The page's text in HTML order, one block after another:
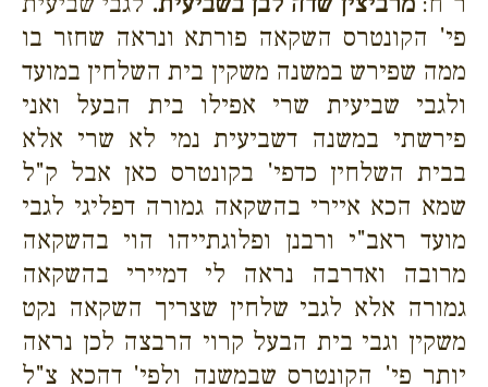
פי' הקונטרס השקאה פורתא ונראה שחזר בו
ממה שפירש במשנה משקין בית השלחין במועד
ולגבי שביעית שרי אפילו בית הבעל ואני
פירשתי במשנה דשביעית נמי לא שרי אלא
בבית השלחין כדפי' בקונטרס כאן אבל ק"ל
שמא הכא איירי בהשקאה גמורה דפליגי לגבי
מועד ראב"י ורבנן ופלוגתייהו הוי בהשקאה
מרובה ואדרבה נראה לי דמיירי בהשקאה
גמורה אלא לגבי שלחין שצריך השקאה נקט
משקין וגבי בית הבעל קרוי הרבצה לכן נראה
יותר פי' הקונטרס שבמשנה ולפי' דהכא צ"ל